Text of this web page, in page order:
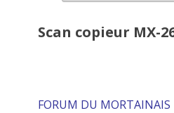
Scan copieur MX-
FORUM DU MORTAINAIS